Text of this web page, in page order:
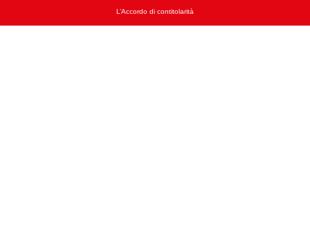
L’Accordo di contitolarità